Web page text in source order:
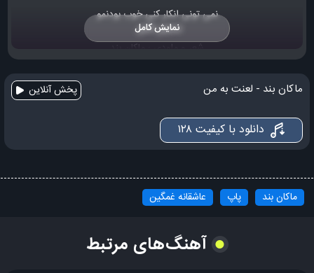
نمی تونی انکار کنی خوب بودنمو
باشه قبوله اصلا گوش بده به حرفم با توئمو
برو تو گوشت بدهکار نیست هیچ وقت به حرفام
لعنت به من که عاشق شدم عاشق شدم دوباره
لعنت به من اشتباه از خودم بود پسر تو دیوونه ای
نمایش کامل
ماکان بند - لعنت به من پخش آنلاین
دانلود با کیفیت ۱۲۸
ماکان بند پاپ عاشقانه غمگین
آهنگ‌های مرتبط